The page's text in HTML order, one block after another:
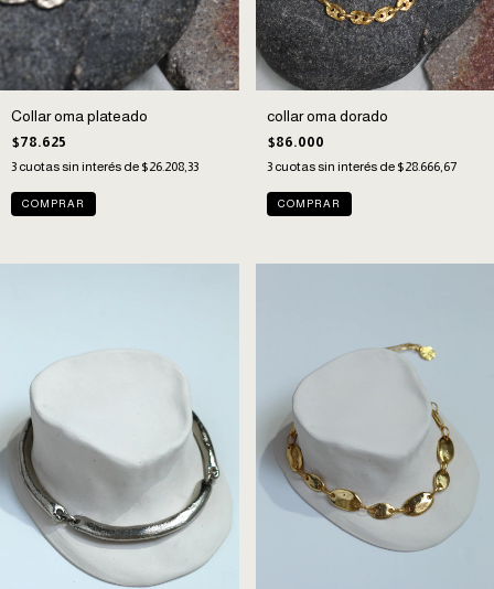
Collar oma plateado
$78.625
3 cuotas sin interés de $26.208,33
collar oma dorado
$86.000
3 cuotas sin interés de $28.666,67